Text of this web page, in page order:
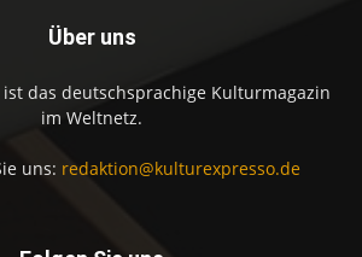
Über uns
ist das deutschsprachige Kulturmagazin
im Weltnetz.
uns: redaktion@kulturexpresso.de